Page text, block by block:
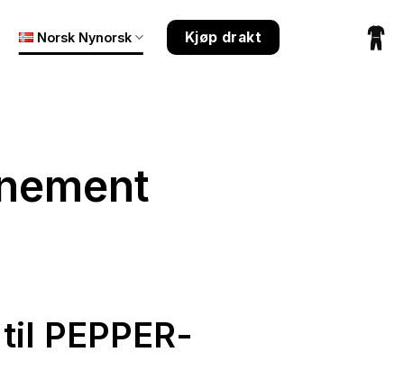
Norsk Nynorsk Kjøp drakt
PEPPER-